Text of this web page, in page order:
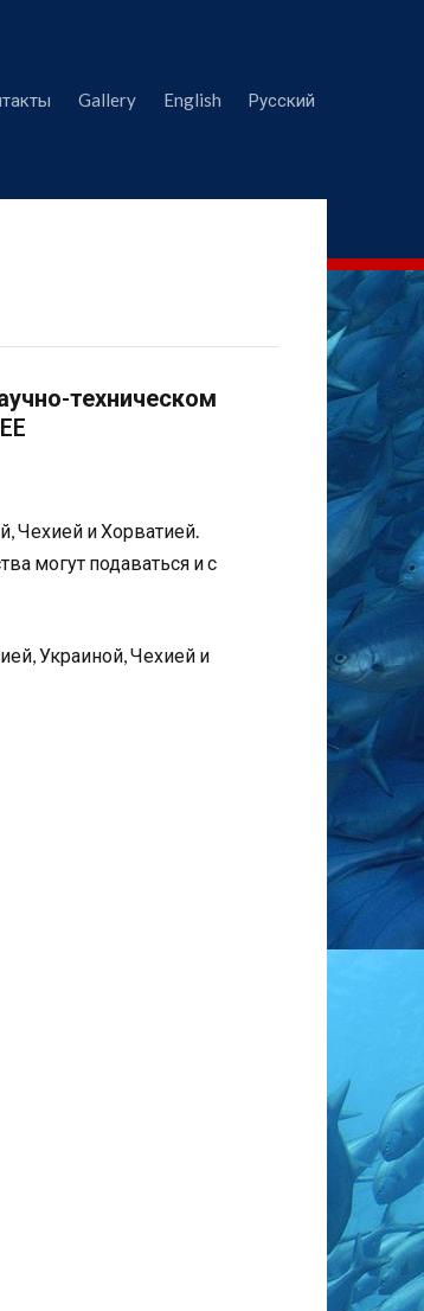
Gallery English Русский
техническом
Чехией и Хорватией.
могут подаваться и с
Украиной, Чехией и